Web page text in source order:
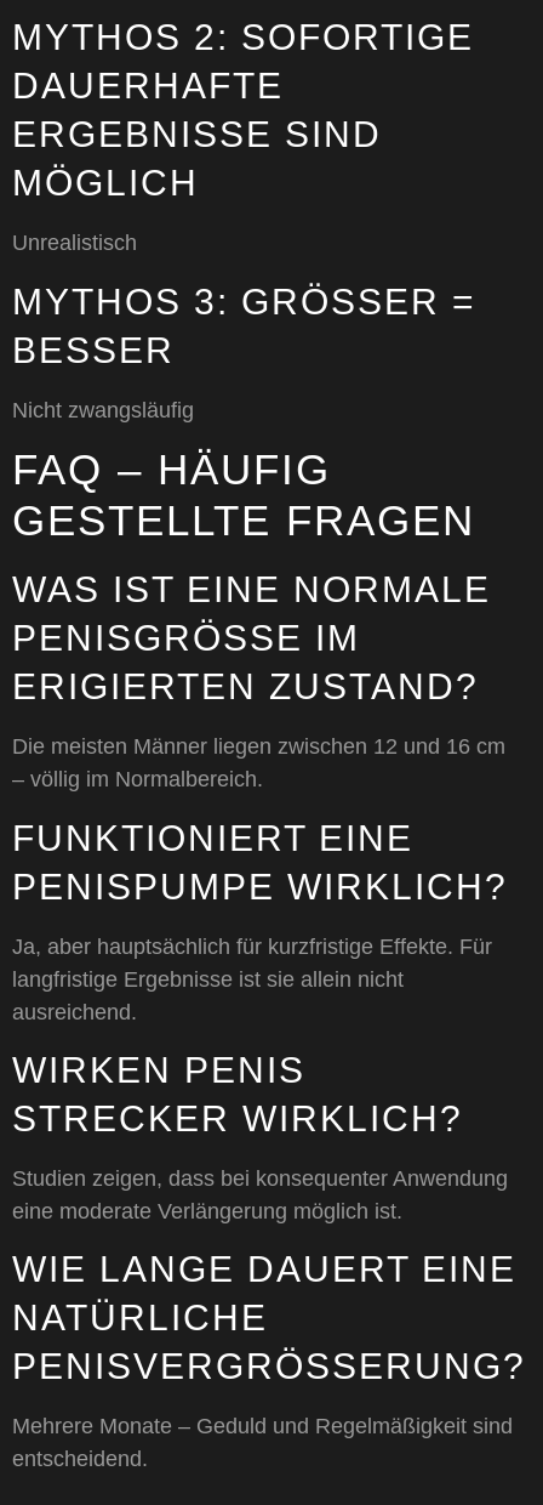
MYTHOS 2: SOFORTIGE
DAUERHAFTE
ERGEBNISSE SIND
MÖGLICH
Unrealistisch
MYTHOS 3: GRÖSSER = B
ESSER
Nicht zwangsläufig
FAQ – HÄUFIG
GESTELLTE FRAGEN
WAS IST EINE NORMALE
PENISGRÖSSE IM E
RIGIERTEN ZUSTAND?
Die meisten Männer liegen zwischen 12 und 16 cm
– völlig im Normalbereich.
FUNKTIONIERT EINE
PENISPUMPE WIRKLICH?
Ja, aber hauptsächlich für kurzfristige Effekte. Für
langfristige Ergebnisse ist sie allein nicht
ausreichend.
WIRKEN PENIS
STRECKER WIRKLICH?
Studien zeigen, dass bei konsequenter Anwendung
eine moderate Verlängerung möglich ist.
WIE LANGE DAUERT EINE
NATÜRLICHE
PENISVERGRÖSSERUNG?
Mehrere Monate – Geduld und Regelmäßigkeit sind
entscheidend.